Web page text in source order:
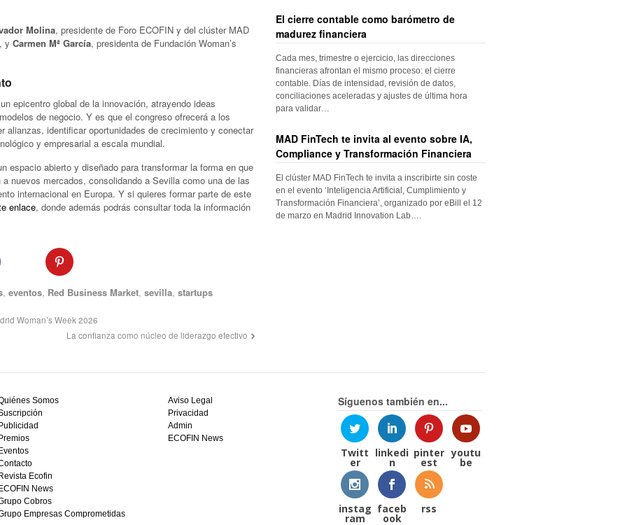
Molina, presidente de Foro ECOFIN y del clúster MAD
y Carmen Mª García, presidenta de Fundación Woman’s
epicentro global de la innovación, atrayendo ideas
de negocio. Y es que el congreso ofrecerá a los
alianzas, identificar oportunidades de crecimiento y conectar
y empresarial a escala mundial.
espacio abierto y diseñado para transformar la forma en que
nuevos mercados, consolidando a Sevilla como una de las
internacional en Europa. Y si quieres formar parte de este
enlace, donde además podrás consultar toda la información
,eventos, Red Business Market,sevilla,startups
Woman’s Week 2026
La confianza como núcleo de liderazgo efectivo
El cierre contable como barómetro de
madurez financiera
Cada mes, trimestre o ejercicio, las direcciones
financieras afrontan el mismo proceso: el cierre
contable. Días de intensidad, revisión de datos,
conciliaciones aceleradas y ajustes de última hora
para validar…
MAD FinTech te invita al evento sobre IA,
Compliance y Transformación Financiera
El clúster MAD FinTech te invita a inscribirte sin coste
en el evento ‘Inteligencia Artificial, Cumplimiento y
Transformación Financiera’, organizado por eBill el 12
de marzo en Madrid Innovation Lab….
Somos
Ecofin
News
Cobros
Empresas Comprometidas
Aviso Legal
Privacidad
Admin
ECOFIN News
Síguenos también en...
Twitt
er
linkedi
n
pinter
est
youtu
be
instag
ram
faceb
ook
rss